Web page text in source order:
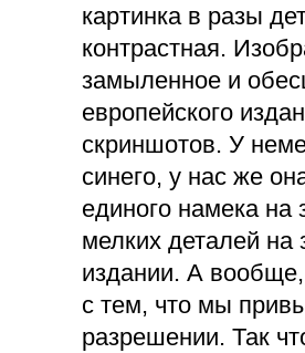
картинка в разы
контрастная.
замыленное и
европейского
скриншотов. У
синего, у нас же
единого намека на
мелких деталей
издании. А вообще,
с тем, что мы
разрешении. Так